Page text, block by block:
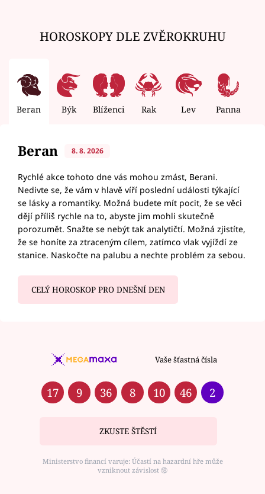
HOROSKOPY DLE ZVĚROKRUHU
Beran Býk Blíženci Rak Lev Panna
Beran 8. 8. 2026
Rychlé akce tohoto dne vás mohou zmást, Berani.
Nedivte se, že vám v hlavě víří poslední události týkající
se lásky a romantiky. Možná budete mít pocit, že se věci
dějí příliš rychle na to, abyste jim mohli skutečně
porozumět. Snažte se nebýt tak analytičtí. Možná zjistíte,
že se honíte za ztraceným cílem, zatímco vlak vyjíždí ze
stanice. Naskočte na palubu a nechte problém za sebou.
CELÝ HOROSKOP PRO DNEŠNÍ DEN
Vaše šťastná čísla
17 9 36 8 10 46 2
ZKUSTE ŠTĚSTÍ
Ministerstvo financí varuje: Účastí na hazardní hře může
vzniknout závislost ⑱